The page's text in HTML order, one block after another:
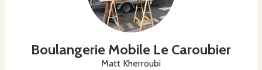
Boulangerie Mobile Le Caroubier
Matt Kherroubi